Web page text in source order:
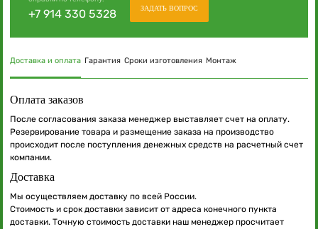
+7 914 330 5328 ЗАДАТЬ ВОПРОС
Доставка и оплата Гарантия Сроки изготовления Монтаж
Оплата заказов
После согласования заказа менеджер выставляет счет на оплату.
Резервирование товара и размещение заказа на производство
происходит после поступления денежных средств на расчетный счет
компании.
Доставка
Мы осуществляем доставку по всей России.
Стоимость и срок доставки зависит от адреса конечного пункта
доставки. Точную стоимость доставки наш менеджер просчитает